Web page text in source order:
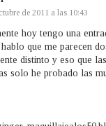
de 2011 a las 10:43
hoy tengo una
que me parecen
distinto y eso que
solo he probado las